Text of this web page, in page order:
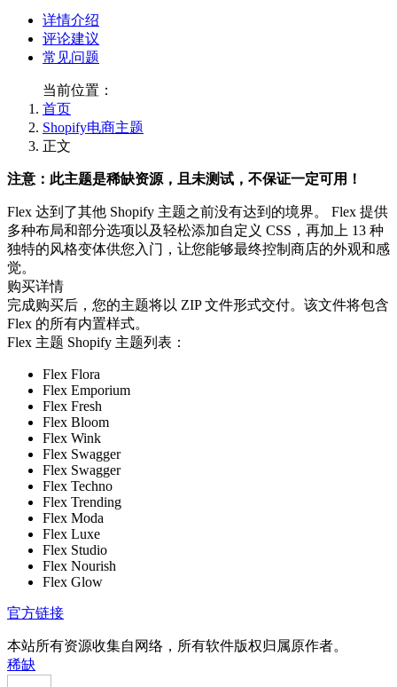
详情介绍
评论建议
常见问题
当前位置：
首页
Shopify电商主题
正文
注意：此主题是稀缺资源，且未测试，不保证一定可用！
Flex 达到了其他 Shopify 主题之前没有达到的境界。 Flex 提供
多种布局和部分选项以及轻松添加自定义 CSS，再加上 13 种
独特的风格变体供您入门，让您能够最终控制商店的外观和感
觉。
购买详情
完成购买后，您的主题将以 ZIP 文件形式交付。该文件将包含
Flex 的所有内置样式。
Flex 主题 Shopify 主题列表：
Flex Flora
Flex Emporium
Flex Fresh
Flex Bloom
Flex Wink
Flex Swagger
Flex Swagger
Flex Techno
Flex Trending
Flex Moda
Flex Luxe
Flex Studio
Flex Nourish
Flex Glow
官方链接
本站所有资源收集自网络，所有软件版权归属原作者。
稀缺